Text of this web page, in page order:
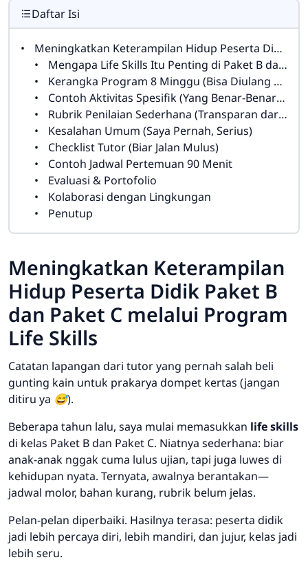
Daftar Isi
Meningkatkan Keterampilan Hidup Peserta Didik Paket B dan Paket C melalui Program Life Skills
Mengapa Life Skills Itu Penting di Paket B dan Paket C?
Kerangka Program 8 Minggu (Bisa Diulang dan Dimodifikasi)
Contoh Aktivitas Spesifik (Yang Benar-Benar Dipakai)
Rubrik Penilaian Sederhana (Transparan dari Awal)
Kesalahan Umum (Saya Pernah, Serius)
Checklist Tutor (Biar Jalan Mulus)
Contoh Jadwal Pertemuan 90 Menit
Evaluasi & Portofolio
Kolaborasi dengan Lingkungan
Penutup
Meningkatkan Keterampilan
Hidup Peserta Didik Paket B
dan Paket C melalui Program
Life Skills
Catatan lapangan dari tutor yang pernah salah beli
gunting kain untuk prakarya dompet kertas (jangan
ditiru ya 😅).
Beberapa tahun lalu, saya mulai memasukkan life skills
di kelas Paket B dan Paket C. Niatnya sederhana: biar
anak-anak nggak cuma lulus ujian, tapi juga luwes di
kehidupan nyata. Ternyata, awalnya berantakan—
jadwal molor, bahan kurang, rubrik belum jelas.
Pelan-pelan diperbaiki. Hasilnya terasa: peserta didik
jadi lebih percaya diri, lebih mandiri, dan jujur, kelas jadi
lebih seru.